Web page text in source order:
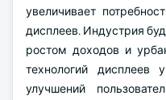
увеличивает
дисплеев. Индустрия
ростом доходов и
технологий дисплеев
улучшений